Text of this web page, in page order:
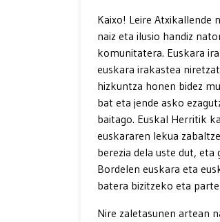
Kaixo! Leire Atxikallende
naiz eta ilusio handiz
komunitatera. Euskara
euskara irakastea
hizkuntza honen bidez
bat eta jende asko
baitago. Euskal Herritik
euskararen lekua
berezia dela uste dut, eta
Bordelen euskara eta
batera bizitzeko eta
Nire zaletasunen artean